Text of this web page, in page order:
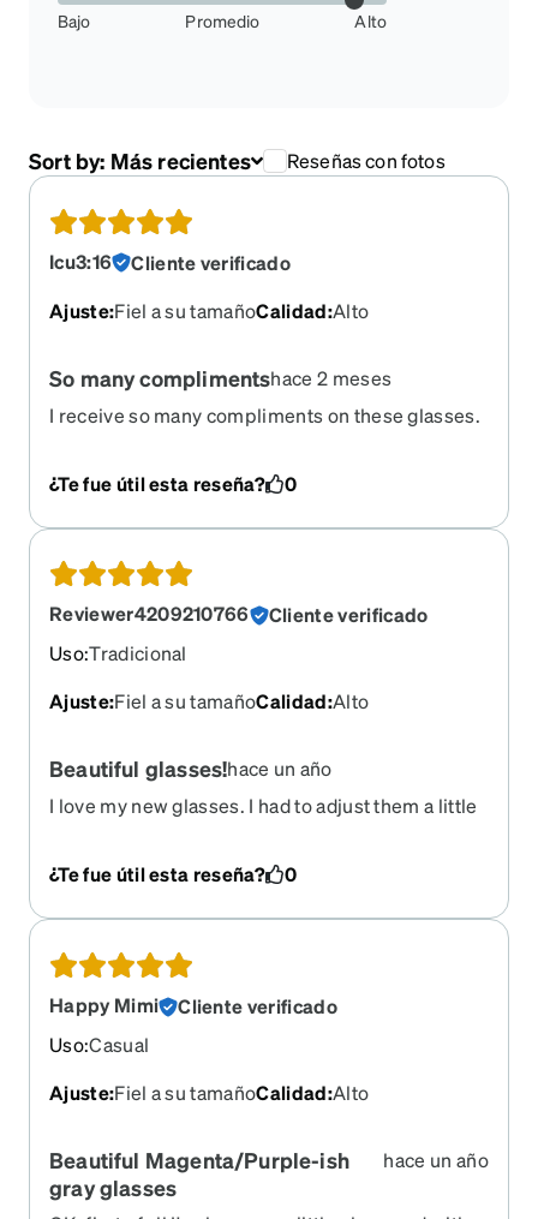
Bajo Promedio Alto
Sort by: Más recientes Reseñas con fotos
Icu3:16
Cliente verificado
Ajuste:Fiel a su tamañoCalidad:Alto
So many complimentshace 2 meses
I receive so many compliments on these glasses.
¿Te fue útil esta reseña? 0
Reviewer4209210766
Cliente verificado
Uso:Tradicional
Ajuste:Fiel a su tamañoCalidad:Alto
Beautiful glasses!hace un año
I love my new glasses. I had to adjust them a little
process just fine. They fit great! I’m very happy
with them!
¿Te fue útil esta reseña? 0
Happy Mimi
Cliente verificado
Uso:Casual
Ajuste:Fiel a su tamañoCalidad:Alto
Beautiful Magenta/Purple-ish
gray glasses
hace un año